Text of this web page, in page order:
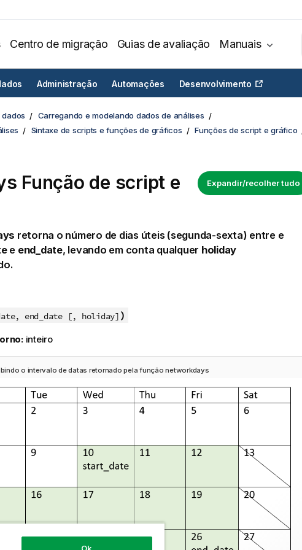
Centro de migração Guias de avaliação Manuais
Administração Automações Desenvolvimento
Carregando e modelando dados de análises
Sintaxe de scripts e funções de gráficos
Funções de script e gráfico
Expandir/recolher tudo
Função de script e
retorna o número de dias úteis (segunda-sexta) entre e
e end_date, levando em conta qualquer holiday
end_date [, holiday] )
inteiro
o intervalo de datas retornado pela função networkdays